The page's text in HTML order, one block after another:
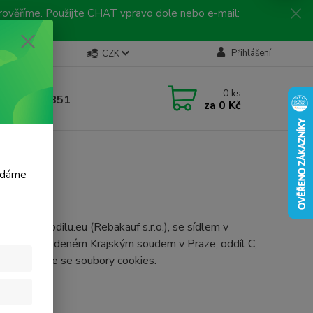
Použijte CHAT vpravo dole nebo e-mail:
Kontakty CZK Přihlášení
linka
792 217 851
9-16 hod.)
0 ks
za 0 Kč
(Rebakauf s.r.o.), se sídlem v
vedeném Krajským soudem v Praze, oddíl C,
stránce se soubory cookies.